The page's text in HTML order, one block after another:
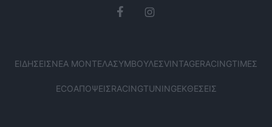
ΕΙΔΉΣΕΙΣΝΈΑ ΜΟΝΤΈΛΑΣΥΜΒΟΥΛΈΣVINTAGERACINGΤΙΜΈΣ
ECOΑΠΌΨΕΙΣRACINGTUNINGΕΚΘΈΣΕΙΣ